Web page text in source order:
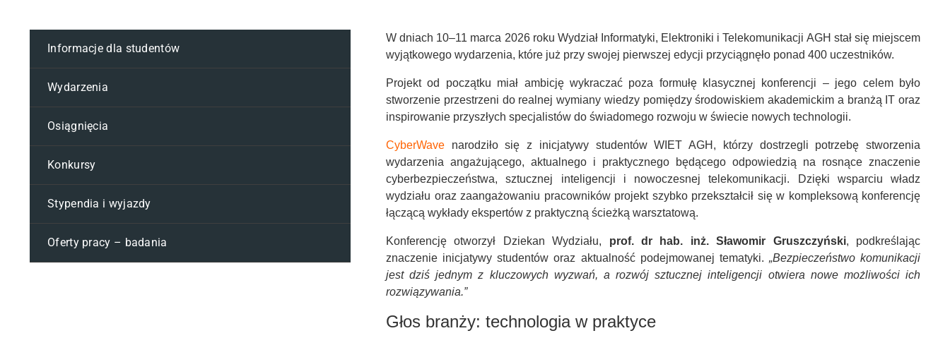
Informacje dla studentów
Wydarzenia
Osiągnięcia
Konkursy
Stypendia i wyjazdy
Oferty pracy – badania
W dniach 10–11 marca 2026 roku Wydział Informatyki, Elektroniki i Telekomunikacji AGH stał się miejscem
wyjątkowego wydarzenia, które już przy swojej pierwszej edycji przyciągnęło ponad 400 uczestników.
Projekt od początku miał ambicję wykraczać poza formułę klasycznej konferencji – jego celem było
stworzenie przestrzeni do realnej wymiany wiedzy pomiędzy środowiskiem akademickim a branżą IT oraz
inspirowanie przyszłych specjalistów do świadomego rozwoju w świecie nowych technologii.
CyberWave narodziło się z inicjatywy studentów WIET AGH, którzy dostrzegli potrzebę stworzenia
wydarzenia angażującego, aktualnego i praktycznego będącego odpowiedzią na rosnące znaczenie
cyberbezpieczeństwa, sztucznej inteligencji i nowoczesnej telekomunikacji. Dzięki wsparciu władz
wydziału oraz zaangażowaniu pracowników projekt szybko przekształcił się w kompleksową konferencję
łączącą wykłady ekspertów z praktyczną ścieżką warsztatową.
Konferencję otworzył Dziekan Wydziału, prof. dr hab. inż. Sławomir Gruszczyński, podkreślając
znaczenie inicjatywy studentów oraz aktualność podejmowanej tematyki. „Bezpieczeństwo komunikacji
jest dziś jednym z kluczowych wyzwań, a rozwój sztucznej inteligencji otwiera nowe możliwości ich
rozwiązywania.”
Głos branży: technologia w praktyce